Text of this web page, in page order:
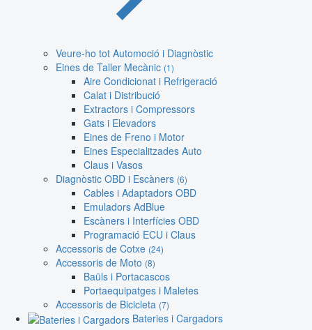
Veure-ho tot Automoció i Diagnòstic
Eines de Taller Mecànic (1)
Aire Condicionat i Refrigeració
Calat i Distribució
Extractors i Compressors
Gats i Elevadors
Eines de Freno i Motor
Eines Especialitzades Auto
Claus i Vasos
Diagnòstic OBD i Escàners (6)
Cables i Adaptadors OBD
Emuladors AdBlue
Escàners i Interfícies OBD
Programació ECU i Claus
Accessoris de Cotxe (24)
Accessoris de Moto (8)
Baüls i Portacascos
Portaequipatges i Maletes
Accessoris de Bicicleta (7)
Bateries i Cargadors